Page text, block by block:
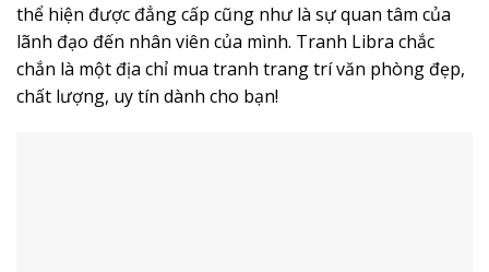
thể hiện được đẳng cấp cũng như là sự quan tâm của
lãnh đạo đến nhân viên của mình. Tranh Libra chắc
chắn là một địa chỉ mua tranh trang trí văn phòng đẹp,
chất lượng, uy tín dành cho bạn!